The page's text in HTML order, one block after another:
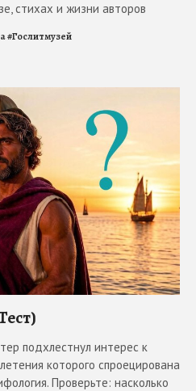
стихах и жизни авторов
#Гослитмузей
подхлестнул интерес к
которого спроецирована
Проверьте: насколько